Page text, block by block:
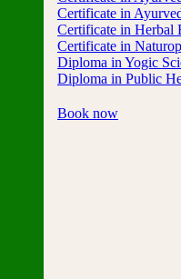
Certificate in
Certificate in Herbal
Certificate in
Diploma in Yogic
Diploma in Public
Book now